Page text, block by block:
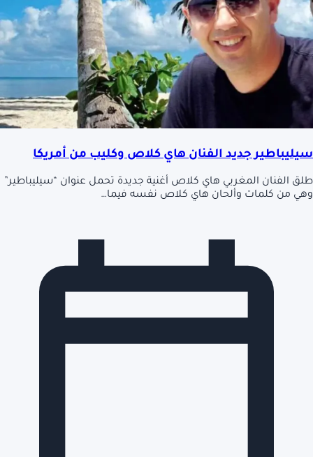
سيليباطير جديد الفنان هاي كلاص وكليب من أمريكا
طلق الفنان المغربي هاي كلاص أغنية جديدة تحمل عنوان “سيليباطير”
وهي من كلمات وألحان هاي كلاص نفسه فيما…